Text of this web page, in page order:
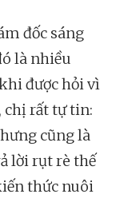
đốc sáng
là nhiều
được hỏi vì
chị rất tự tin:
cũng là
lời rụt rè thế
thức nuôi